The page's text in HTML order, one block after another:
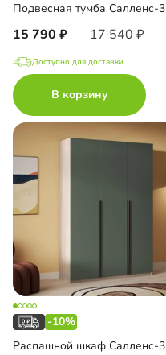
15 790 17 540
Доступно для доставки
В корзину
-10%